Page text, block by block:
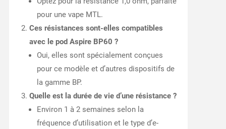
pour une vape MTL.
Ces résistances sont-elles compatibles
avec le pod Aspire BP60 ?
Oui, elles sont spécialement conçues
pour ce modèle et d’autres dispositifs de
la gamme BP.
Quelle est la durée de vie d’une résistance ?
Environ 1 à 2 semaines selon la
fréquence d’utilisation et le type d’e-